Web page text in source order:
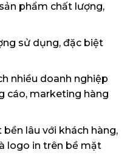
phẩm chất lượng,
sử dụng, đặc biệt
nhiều doanh nghiệp
cáo, marketing hàng
lâu với khách hàng,
logo in trên bề mặt